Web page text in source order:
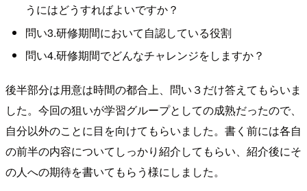
うにはどうすればよいですか？
問い3.研修期間において自認している役割
問い4.研修期間でどんなチャレンジをしますか？
後半部分は用意は時間の都合上、問い３だけ答えてもらいま
した。今回の狙いが学習グループとしての成熟だったので、
自分以外のことに目を向けてもらいました。書く前には各自
の前半の内容についてしっかり紹介してもらい、紹介後にそ
の人への期待を書いてもらう様にしました。